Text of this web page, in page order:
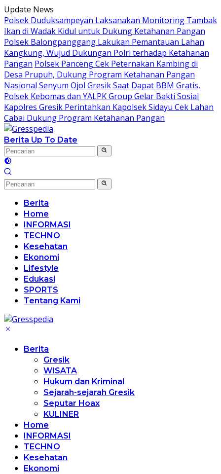
Langsung
ke
konten
Update News
Polsek Duduksampeyan Laksanakan Monitoring Tambak
Ikan di Wadak Kidul untuk Dukung Ketahanan Pangan
Polsek Balongpanggang Lakukan Pemantauan Lahan
Kangkung, Wujud Dukungan Polri terhadap Ketahanan
Pangan Polsek Panceng Cek Peternakan Kambing di
Desa Prupuh, Dukung Program Ketahanan Pangan
Nasional Senyum Ojol Gresik Saat Dapat BBM Gratis,
Polsek Kebomas dan YALPK Group Gelar Bakti Sosial
Kapolres Gresik Perintahkan Kapolsek Sidayu Cek Lahan
Cabai Dukung Program Ketahanan Pangan
Berita Up To Date
Berita
Home
INFORMASI
TECHNO
Kesehatan
Ekonomi
Lifestyle
Edukasi
SPORTS
Tentang Kami
Berita
Gresik
WISATA
Hukum dan Kriminal
Sejarah-sejarah Gresik
Seputar Hoax
KULINER
Home
INFORMASI
TECHNO
Kesehatan
Ekonomi